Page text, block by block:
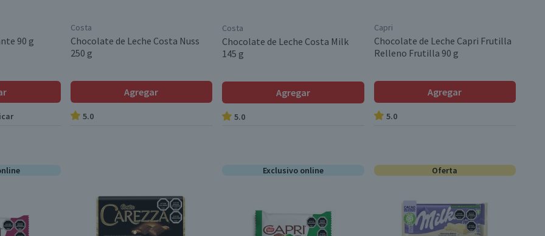
90 g
Costa
Chocolate de Leche Costa Nuss
250 g
Agregar
5.0
Costa
Chocolate de Leche Costa Milk
145 g
Agregar
5.0
Capri
Chocolate de Leche Capri Frutilla
Relleno Frutilla 90 g
Agregar
5.0
Exclusivo online Oferta